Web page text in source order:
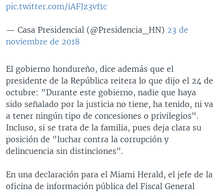
pic.twitter.com/iAFJz3vf1c
— Casa Presidencial (@Presidencia_HN) 23 de
noviembre de 2018
El gobierno hondureño, dice además que el
presidente de la República reitera lo que dijo el 24 de
octubre: "Durante este gobierno, nadie que haya
sido señalado por la justicia no tiene, ha tenido, ni va
a tener ningún tipo de concesiones o privilegios".
Incluso, si se trata de la familia, pues deja clara su
posición de "luchar contra la corrupción y
delincuencia sin distinciones".
En una declaración para el Miami Herald, el jefe de la
oficina de información pública del Fiscal General